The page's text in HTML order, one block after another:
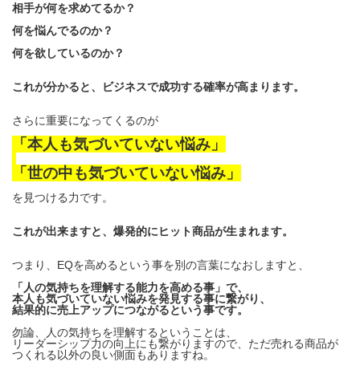
相手が何を求めてるか？
何を悩んでるのか？
何を欲しているのか？
これが分かると、ビジネスで成功する確率が高まります。
さらに重要になってくるのが
「本人も気づいていない悩み」
「世の中も気づいていない悩み」
を見つける力です。
これが出来ますと、爆発的にヒット商品が生まれます。
つまり、 EQを高めるという事を別の言葉になおしますと、
「人の気持ちを理解する能力を高める事」で、
本人も気づいていない悩みを発見する事に繋がり、
結果的に売上アップにつながるという事です。
勿論、人の気持ちを理解するということは、
リーダーシップ力の向上にも繋がりますので、ただ売れる商品が
つくれる以外の良い側面もありますね。